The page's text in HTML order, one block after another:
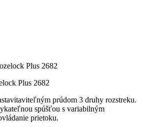
Plus 2682
prúdom 3 druhy rozstreku.
spúšťou s variabilným
prietoku.